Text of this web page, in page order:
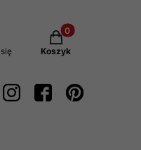
Produkty w
Koszyk